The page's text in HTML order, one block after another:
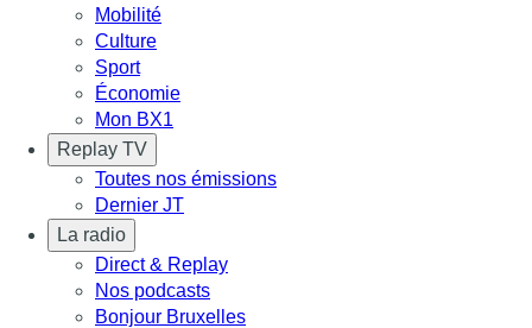
Mobilité
Culture
Sport
Économie
Mon BX1
Replay TV
Toutes nos émissions
Dernier JT
La radio
Direct & Replay
Nos podcasts
Bonjour Bruxelles